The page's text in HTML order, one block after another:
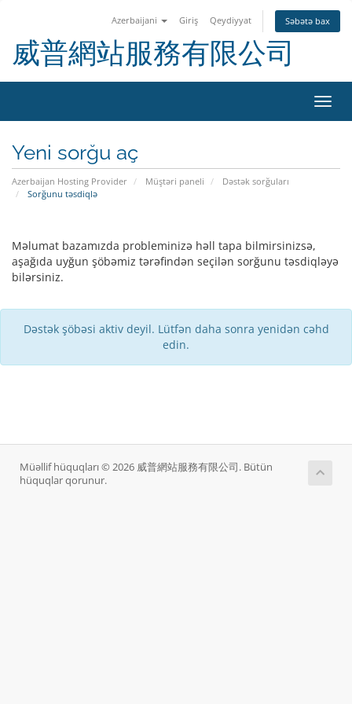
Azerbaijani Giriş Qeydiyyat Səbətə bax
威普網站服務有限公司
keçid
Yeni sorğu aç
Azerbaijan Hosting Provider Müştəri paneli
Dəstək sorğuları
Sorğunu təsdiqlə
Məlumat bazamızda probleminizə həll tapa bilmirsinizsə,
aşağıda uyğun şöbəmiz tərəfindən seçilən sorğunu təsdiqləyə
bilərsiniz.
Dəstək şöbəsi aktiv deyil. Lütfən daha sonra yenidən cəhd
edin.
Müəllif hüquqları © 2026 威普網站服務有限公司. Bütün
hüquqlar qorunur.